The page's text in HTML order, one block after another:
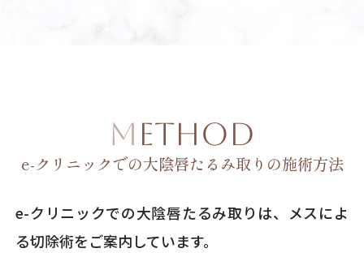
METHOD
e-クリニックでの大陰唇たるみ取りの施術方法
e-クリニックでの大陰唇たるみ取りは、メスによ
る切除術をご案内しています。